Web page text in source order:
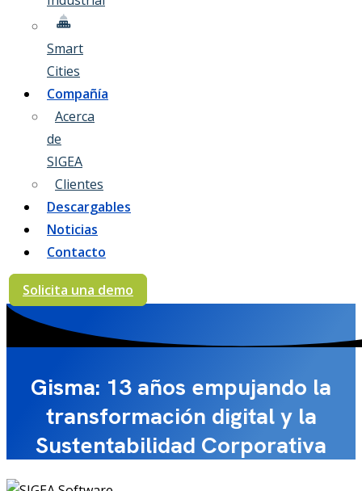
Smart
Cities
Compañía
Acerca
de
SIGEA
Clientes
Descargables
Noticias
Contacto
Solicita una demo
Gisma: 13 años empujando la
transformación digital y la
Sustentabilidad Corporativa